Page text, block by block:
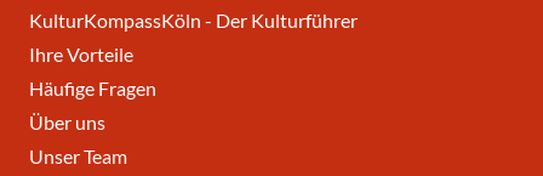
KulturKompassKöln - Der Kulturführer
Ihre Vorteile
Häufige Fragen
Über uns
Unser Team